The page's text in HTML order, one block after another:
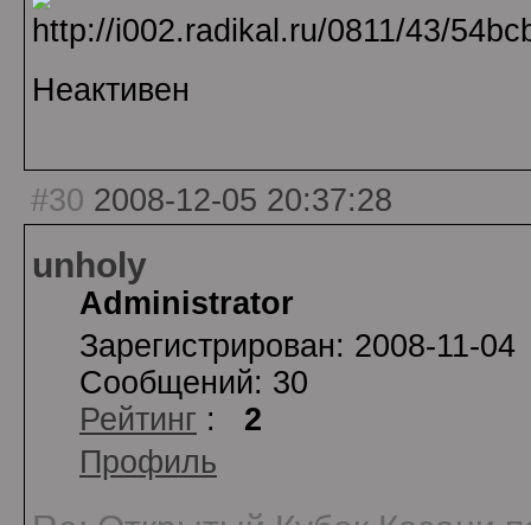
Неактивен
#30 2008-12-05 20:37:28
unholy
Administrator
Зарегистрирован: 2008-11-04
Сообщений: 30
Рейтинг : 2
Профиль